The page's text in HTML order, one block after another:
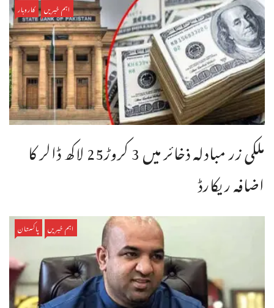
اہم خبریں کاروبار
ملکی زر مبادلہ ذخائر میں 3 کروڑ25 لاکھ ڈالر کا
اضافہ ریکارڈ
اہم خبریں پاکستان